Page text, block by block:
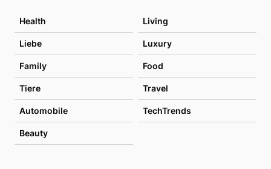
Health Living
Liebe Luxury
Family Food
Tiere Travel
Automobile TechTrends
Beauty